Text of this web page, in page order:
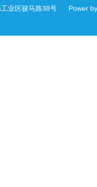
工业区骏马路38号 Power